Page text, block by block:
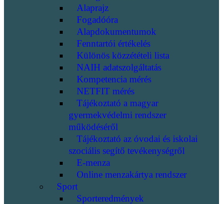
Alaprajz
Fogadóóra
Alapdokumentumok
Fenntartói értékelés
Különös közzétételi lista
NAIH adatszolgáltatás
Kompetencia mérés
NETFIT mérés
Tájékoztató a magyar
gyermekvédelmi rendszer
működéséről
Tájékoztató az óvodai és iskolai
szociális segítő tevékenységről
E-menza
Online menzakártya rendszer
Sport
Sporteredmények